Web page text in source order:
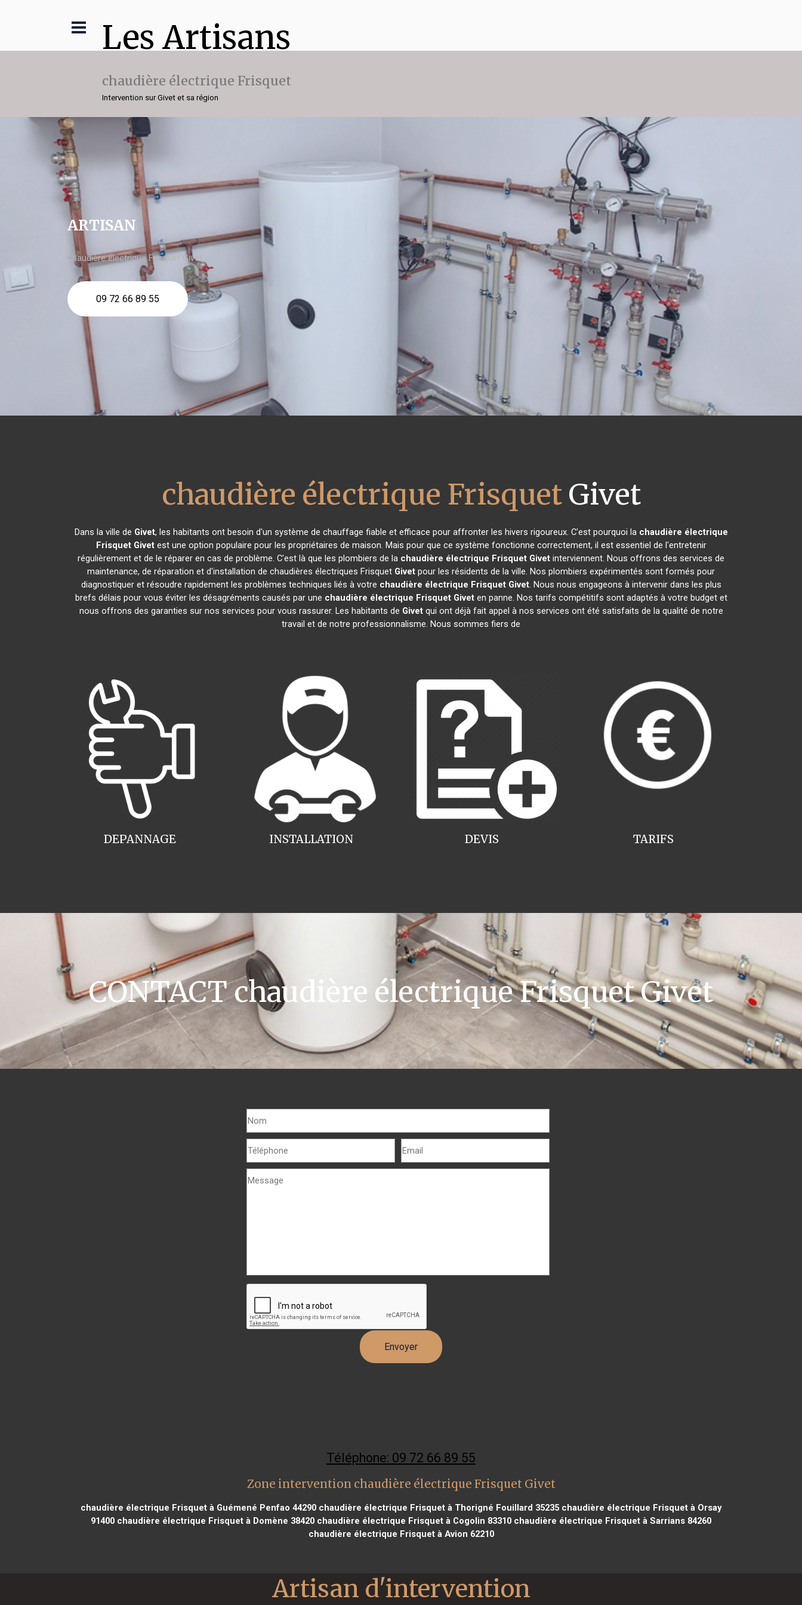
Les Artisans
chaudière électrique Frisquet
Intervention sur Givet et sa région
ARTISAN
chaudière électrique Frisquet Givet
09 72 66 89 55
chaudière électrique FrisquetGivet
Dans la ville de Givet, les habitants ont besoin d'un système de chauffage fiable et efficace pour affronter les hivers rigoureux. C'est pourquoi la chaudière électrique
Frisquet Givetest une option populaire pour les propriétaires de maison. Mais pour que ce système fonctionne correctement, il est essentiel de l'entretenir
régulièrement et de le réparer en cas de problème. C'est là que les plombiers de la chaudière électrique Frisquet Givet interviennent. Nous offrons des services de
maintenance, de réparation et d'installation de chaudières électriques Frisquet Givet pour les résidents de la ville. Nos plombiers expérimentés sont formés pour
diagnostiquer et résoudre rapidement les problèmes techniques liés à votre chaudière électrique Frisquet Givet. Nous nous engageons à intervenir dans les plus
brefs délais pour vous éviter les désagréments causés par une chaudière électrique Frisquet Giveten panne. Nos tarifs compétitifs sont adaptés à votre budget et
nous offrons des garanties sur nos services pour vous rassurer. Les habitants de Givetqui ont déjà fait appel à nos services ont été satisfaits de la qualité de notre
travail et de notre professionnalisme. Nous sommes fiers de
INSTALLATION
DEPANNAGE TARIFS
DEVIS
CONTACT chaudière électrique Frisquet Givet
Téléphone: 09 72 66 89 55
Zone intervention chaudière électrique Frisquet Givet
chaudière électrique Frisquet à Guémené Penfao 44290 chaudière électrique Frisquet à Thorigné Fouillard 35235 chaudière électrique Frisquet à Orsay
91400 chaudière électrique Frisquet à Domène 38420 chaudière électrique Frisquet à Cogolin 83310 chaudière électrique Frisquet à Sarrians 84260
chaudière électrique Frisquet à Avion 62210
Artisan d'intervention